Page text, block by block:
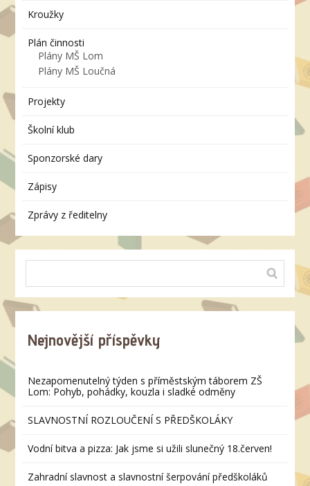
Kroužky
Plán činnosti
Plány MŠ Lom
Plány MŠ Loučná
Projekty
Školní klub
Sponzorské dary
Zápisy
Zprávy z ředitelny
Nejnovější příspěvky
Nezapomenutelný týden s příměstským táborem ZŠ
Lom: Pohyb, pohádky, kouzla i sladké odměny
SLAVNOSTNÍ ROZLOUČENÍ S PŘEDŠKOLÁKY
Vodní bitva a pizza: Jak jsme si užili slunečný 18.červen!
Zahradní slavnost a slavnostní šerpování předškoláků